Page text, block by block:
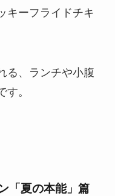
キーフライドチキ
る、ランチや小腹
。
「夏の本能」篇